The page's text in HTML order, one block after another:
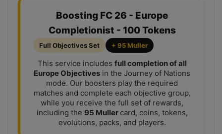
Boosting FC 26 - Europe
Completionist - 100 Tokens
Full Objectives Set + 95 Muller
This service includes full completion of all
Europe Objectives in the Journey of Nations
mode. Our boosters play the required
matches and complete each objective group,
while you receive the full set of rewards,
including the 95 Muller card, coins, tokens,
evolutions, packs, and players.